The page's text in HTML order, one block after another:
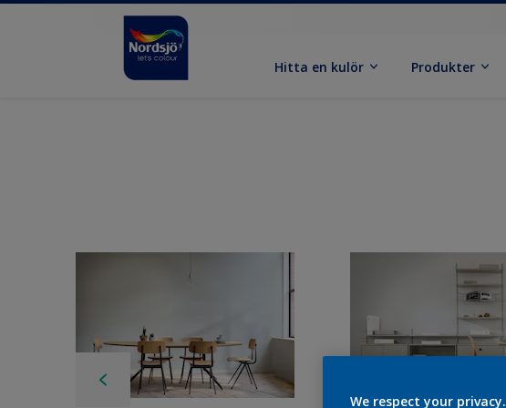
Hitta en kulör Produkter
We respect your privacy.